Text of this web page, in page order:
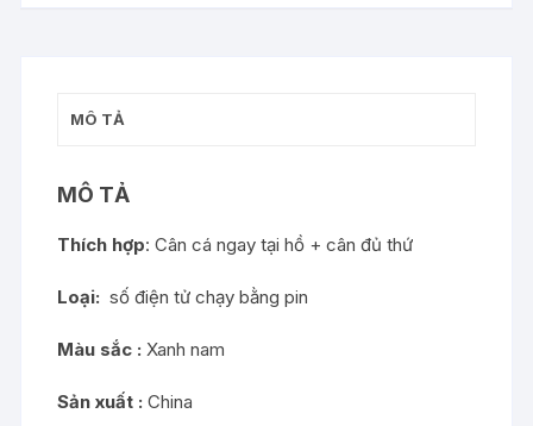
MÔ TẢ
MÔ TẢ
Thích hợp: Cân cá ngay tại hồ + cân đủ thứ
Loại: số điện tử chạy bằng pin
Màu sắc :Xanh nam
Sản xuất : China